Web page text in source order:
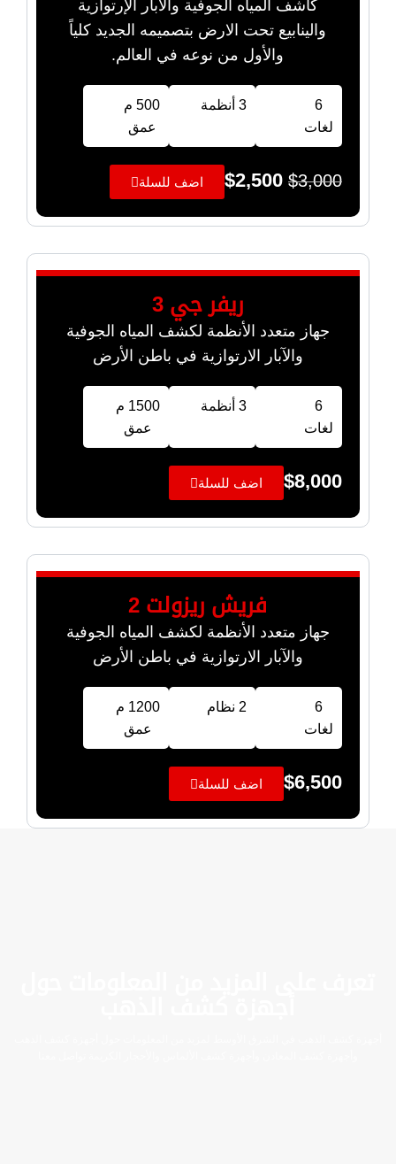
كاشف المياه الجوفية والآبار الإرتوازية
والينابيع تحت الارض بتصميمه الجديد كلياً
والأول من نوعه في العالم.
6
لغات
3 أنظمة
500 م
عمق
$3,000
$2,500 اضف للسلة
ريفر جي 3
جهاز متعدد الأنظمة لكشف المياه الجوفية
والآبار الارتوازية في باطن الأرض
6
لغات
3 أنظمة
1500 م
عمق
$8,000 اضف للسلة
فريش ريزولت 2
جهاز متعدد الأنظمة لكشف المياه الجوفية
والآبار الارتوازية في باطن الأرض
6
لغات
2 نظام
1200 م
عمق
$6,500 اضف للسلة